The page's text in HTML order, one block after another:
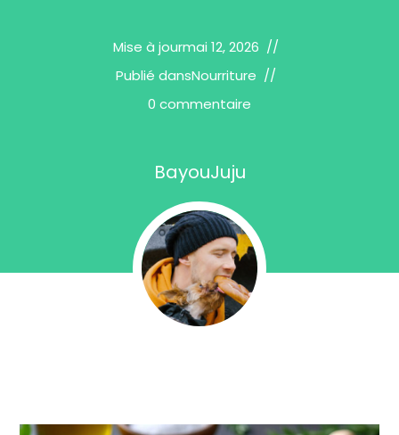
Mise à jourmai 12, 2026
Publié dansNourriture
0 commentaire
BayouJuju